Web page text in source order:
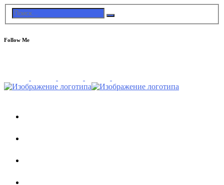
Follow Me